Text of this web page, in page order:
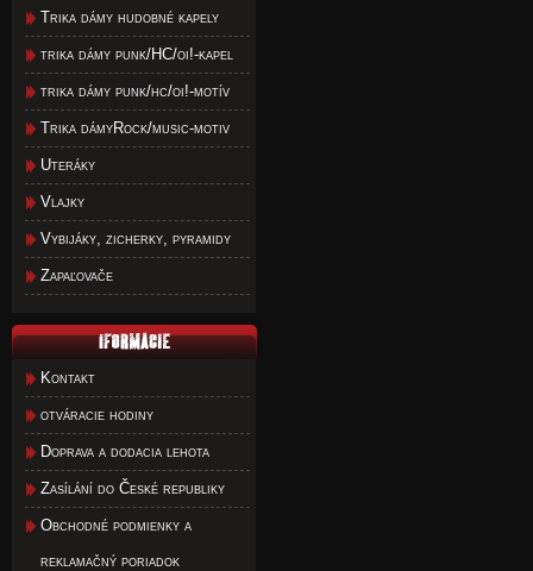
Trika dámy hudobné kapely
trika dámy punk/HC/oi!-kapel
trika dámy punk/hc/oi!-motív
Trika dámyRock/music-motiv
Uteráky
Vlajky
Vybijáky, zicherky, pyramidy
Zapaľovače
Kontakt
otváracie hodiny
Doprava a dodacia lehota
Zasílání do České republiky
Obchodné podmienky a
reklamačný poriadok